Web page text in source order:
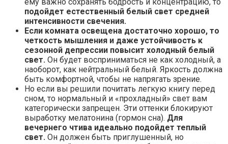
подойдет естественный белый свет средней
интенсивности свечения.
Если комната освещена достаточно хорошо, то
четкость мышления и даже устойчивость к
сезонной депрессии повысит холодный белый
свет. Он будет восприниматься не как холодный, а
наоборот, как нейтральный белый. Яркость должна
быть комфортной, чтобы не напрягать зрение.
Но если вы решили почитать легкую книгу перед
сном, то нормальный и «прохладный» свет вам
категорически запрещен. Эти оттенки блокируют
выработку мелатонина (гормон сна). Для
вечернего чтива идеально подойдет теплый
свет. Он должен быть приглушенный, но